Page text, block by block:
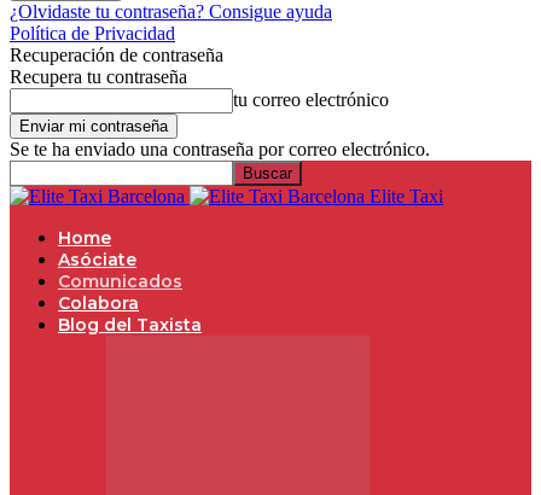
¿Olvidaste tu contraseña? Consigue ayuda
Política de Privacidad
Recuperación de contraseña
Recupera tu contraseña
tu correo electrónico
Se te ha enviado una contraseña por correo electrónico.
Elite Taxi
Home
Asóciate
Comunicados
Colabora
Blog del Taxista